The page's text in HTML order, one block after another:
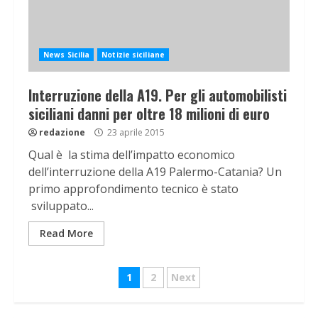
News Sicilia Notizie siciliane
Interruzione della A19. Per gli automobilisti
siciliani danni per oltre 18 milioni di euro
redazione 23 aprile 2015
Qual è la stima dell’impatto economico
dell’interruzione della A19 Palermo-Catania? Un
primo approfondimento tecnico è stato
sviluppato...
Read More
Navigazione
1 2 Next